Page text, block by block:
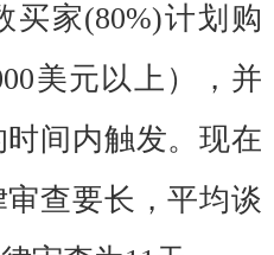
买家(80%)计划购
美元以上），并
间内触发。现在
查要长，平均谈